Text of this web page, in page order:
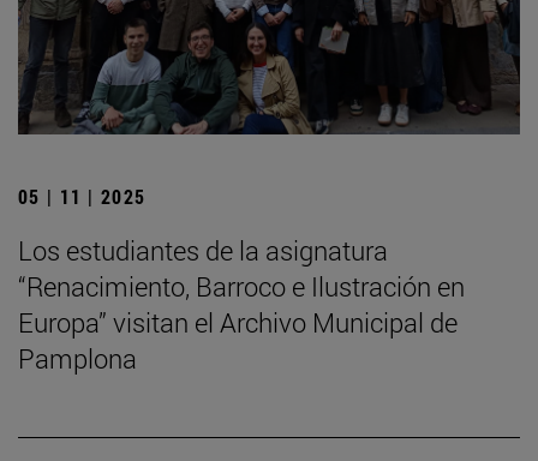
05 | 11 | 2025
Los estudiantes de la asignatura
“Renacimiento, Barroco e Ilustración en
Europa” visitan el Archivo Municipal de
Pamplona